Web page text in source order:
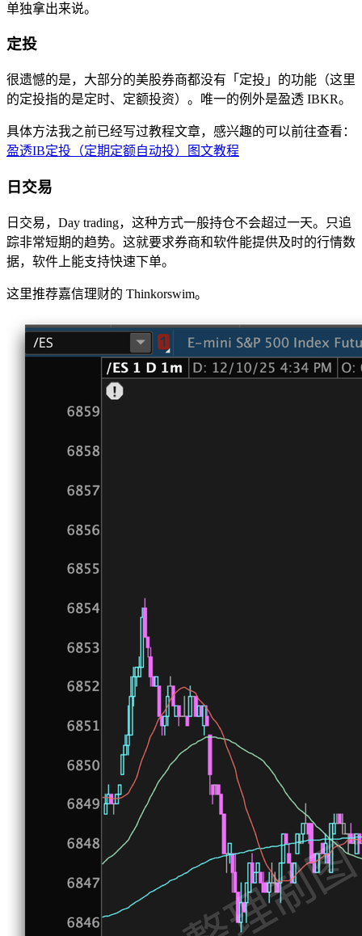
单独拿出来说。
定投
很遗憾的是，大部分的美股券商都没有「定投」的功能（这里
的定投指的是定时、定额投资）。唯一的例外是盈透 IBKR。
具体方法我之前已经写过教程文章，感兴趣的可以前往查看：
盈透IB定投（定期定额自动投）图文教程
日交易
日交易，Day trading，这种方式一般持仓不会超过一天。只追
踪非常短期的趋势。这就要求券商和软件能提供及时的行情数
据，软件上能支持快速下单。
这里推荐嘉信理财的 Thinkorswim。